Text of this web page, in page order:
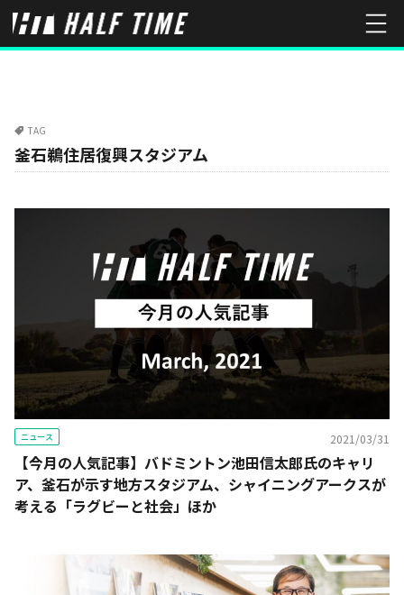
TAG
釜石鵜住居復興スタジアム
ニュース 2021/03/31
【今月の人気記事】バドミントン池田信太郎氏のキャリ
ア、釜石が示す地方スタジアム、シャイニングアークスが
考える「ラグビーと社会」ほか